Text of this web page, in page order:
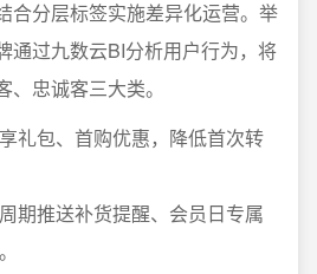
合分层标签实施差异化运营。举
通过九数云BI分析用户行为，将
忠诚客三大类。
礼包、首购优惠，降低首次转
期推送补货提醒、会员日专属